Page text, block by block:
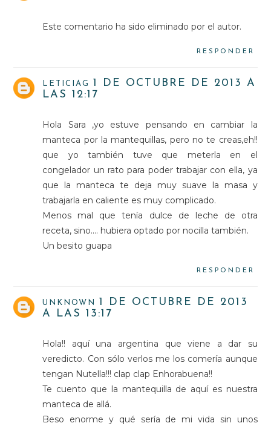
Este comentario ha sido eliminado por el autor.
RESPONDER
LETICIAG
1 DE OCTUBRE DE 2013 A
LAS 12:17
Hola Sara ,yo estuve pensando en cambiar la
manteca por la mantequillas, pero no te creas,eh!!
que yo también tuve que meterla en el
congelador un rato para poder trabajar con ella, ya
que la manteca te deja muy suave la masa y
trabajarla en caliente es muy complicado.
Menos mal que tenía dulce de leche de otra
receta, sino.... hubiera optado por nocilla también.
Un besito guapa
RESPONDER
UNKNOWN
1 DE OCTUBRE DE 2013
A LAS 13:17
Hola!! aquí una argentina que viene a dar su
veredicto. Con sólo verlos me los comería aunque
tengan Nutella!!! clap clap Enhorabuena!!
Te cuento que la mantequilla de aquí es nuestra
manteca de allá.
Beso enorme y qué sería de mi vida sin unos